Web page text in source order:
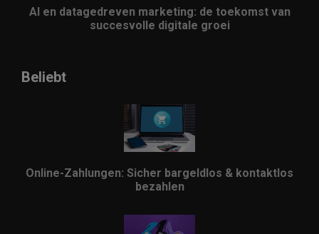
AI en datagedreven marketing: de toekomst van
succesvolle digitale groei
Beliebt
Online-Zahlungen: Sicher bargeldlos & kontaktlos
bezahlen